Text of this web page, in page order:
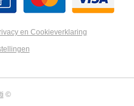
en Cookieverklaring
©